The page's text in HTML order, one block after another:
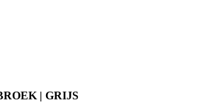
de spieren tijdens de prestatie. Voor dit